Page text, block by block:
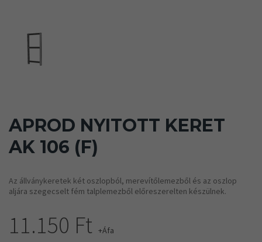
APROD NYITOTT KERET
AK 106 (F)
Az állványkeretek két oszlopból, merevítőlemezből és az oszlop
aljára szegecselt fém talplemezből előreszerelten készülnek.
11.150 Ft +Áfa